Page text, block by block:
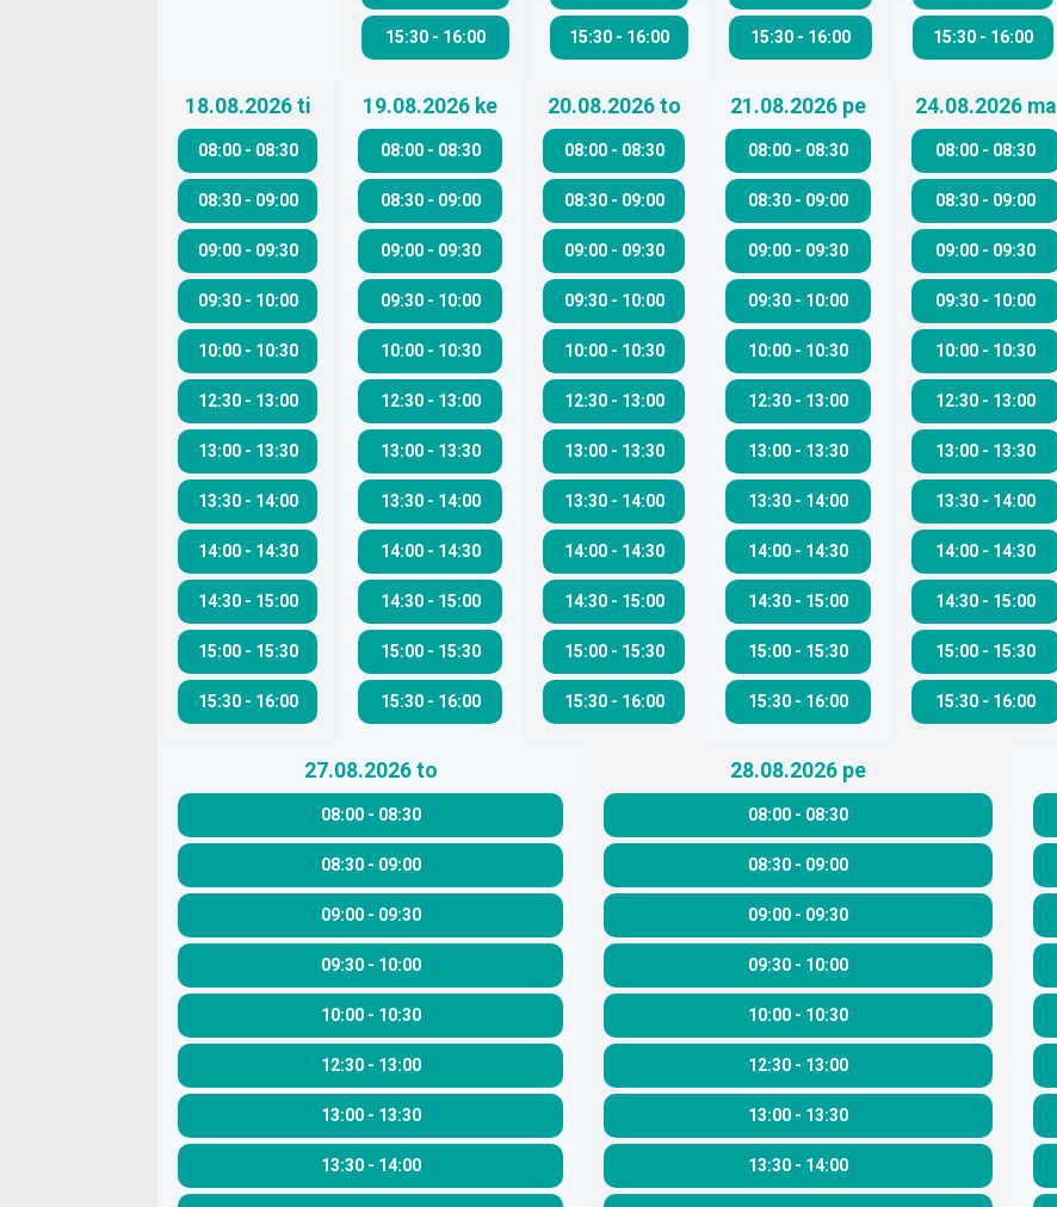
15:30 - 16:00 15:30 - 16:00 15:30- 16:00 15:30- 16:00
18.08.2026 ti
08:00- 08:30
08:30- 09:00
09:00- 09:30
09:30- 10:00
10:00- 10:30
12:30- 13:00
13:00- 13:30
13:30- 14:00
14:00- 14:30
14:30- 15:00
15:00- 15:30
15:30- 16:00
19.08.2026 ke
08:00- 08:30
08:30- 09:00
09:00- 09:30
09:30- 10:00
10:00- 10:30
12:30- 13:00
13:00- 13:30
13:30- 14:00
14:00- 14:30
14:30- 15:00
15:00- 15:30
15:30- 16:00
20.08.2026 to
08:00- 08:30
08:30- 09:00
09:00- 09:30
09:30- 10:00
10:00- 10:30
12:30- 13:00
13:00- 13:30
13:30- 14:00
14:00- 14:30
14:30- 15:00
15:00- 15:30
15:30- 16:00
21.08.2026 pe
08:00- 08:30
08:30- 09:00
09:00- 09:30
09:30- 10:00
10:00- 10:30
12:30- 13:00
13:00- 13:30
13:30- 14:00
14:00- 14:30
14:30- 15:00
15:00- 15:30
15:30- 16:00
24.08.2026 ma
08:00 - 08:30
08:30 - 09:00
09:00 - 09:30
09:30 - 10:00
10:00 - 10:30
12:30 - 13:00
13:00 - 13:30
13:30 - 14:00
14:00 - 14:30
14:30 - 15:00
15:00 - 15:30
15:30 - 16:00
27.08.2026 to
08:00- 08:30
08:30- 09:00
09:00- 09:30
09:30- 10:00
10:00- 10:30
12:30- 13:00
13:00- 13:30
13:30- 14:00
28.08.2026 pe
08:00- 08:30
08:30- 09:00
09:00- 09:30
09:30- 10:00
10:00- 10:30
12:30- 13:00
13:00- 13:30
13:30- 14:00